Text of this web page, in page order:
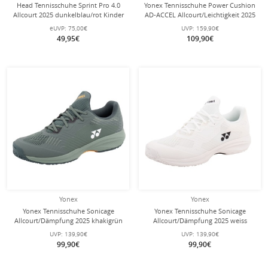
Head Tennisschuhe Sprint Pro 4.0
Allcourt 2025 dunkelblau/rot Kinder
eUVP: 75,00€
49,95€
Yonex Tennisschuhe Power Cushion
AD-ACCEL Allcourt/Leichtigkeit 2025
beige Herren
UVP: 159,90€
109,90€
Yonex
Yonex Tennisschuhe Sonicage
Allcourt/Dämpfung 2025 khakigrün
Herren
UVP: 139,90€
99,90€
Yonex
Yonex Tennisschuhe Sonicage
Allcourt/Dämpfung 2025 weiss
Herren
UVP: 139,90€
99,90€